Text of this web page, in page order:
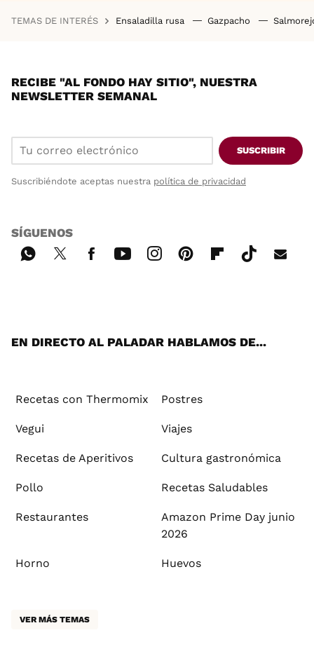
TEMAS DE INTERÉS Ensaladilla rusa Gazpacho
RECIBE "AL FONDO HAY SITIO", NUESTRA
NEWSLETTER SEMANAL
SUSCRIBIR
Suscribiéndote aceptas nuestra política de privacidad
SÍGUENOS
EN DIRECTO AL PALADAR HABLAMOS DE...
Recetas con Thermomix Postres
Vegui Viajes
Recetas de Aperitivos Cultura gastronómica
Pollo Recetas Saludables
Restaurantes
Amazon Prime Day junio
2026
Horno Huevos
VER MÁS TEMAS